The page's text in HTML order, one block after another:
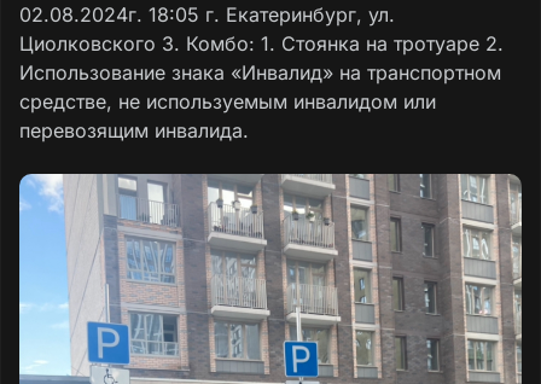
02.08.2024г. 18:05 г. Екатеринбург, ул.
Циолковского 3. Комбо: 1. Стоянка на тротуаре 2.
Использование знака «Инвалид» на транспортном
средстве, не используемым инвалидом или
перевозящим инвалида.